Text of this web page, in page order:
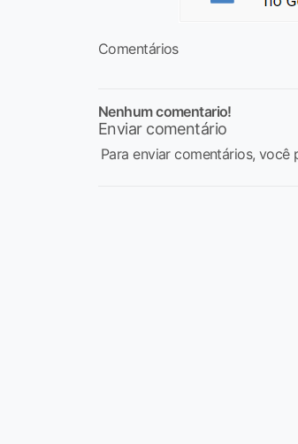
Comentários
Nenhum comentario!
Enviar comentário
Para enviar comentários,